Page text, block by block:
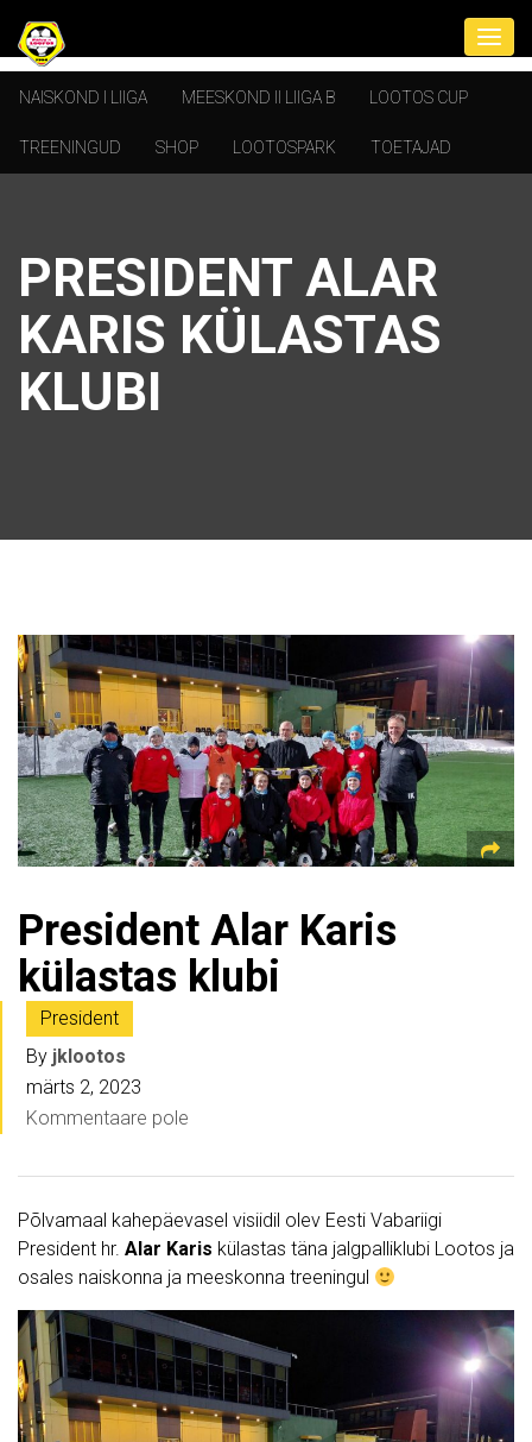
NAISKOND I LIIGA MEESKOND II LIIGA B LOOTOS CUP
TREENINGUD SHOP LOOTOSPARK TOETAJAD
PRESIDENT ALAR
KARIS KÜLASTAS
KLUBI
President Alar Karis
külastas klubi
President
By jklootos
märts 2, 2023
Kommentaare pole
Põlvamaal kahepäevasel visiidil olev Eesti Vabariigi
President hr. Alar Karis külastas täna jalgpalliklubi Lootos ja
osales naiskonna ja meeskonna treeningul